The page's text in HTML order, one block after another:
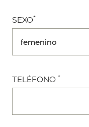
SEXO*
TELÉFONO *